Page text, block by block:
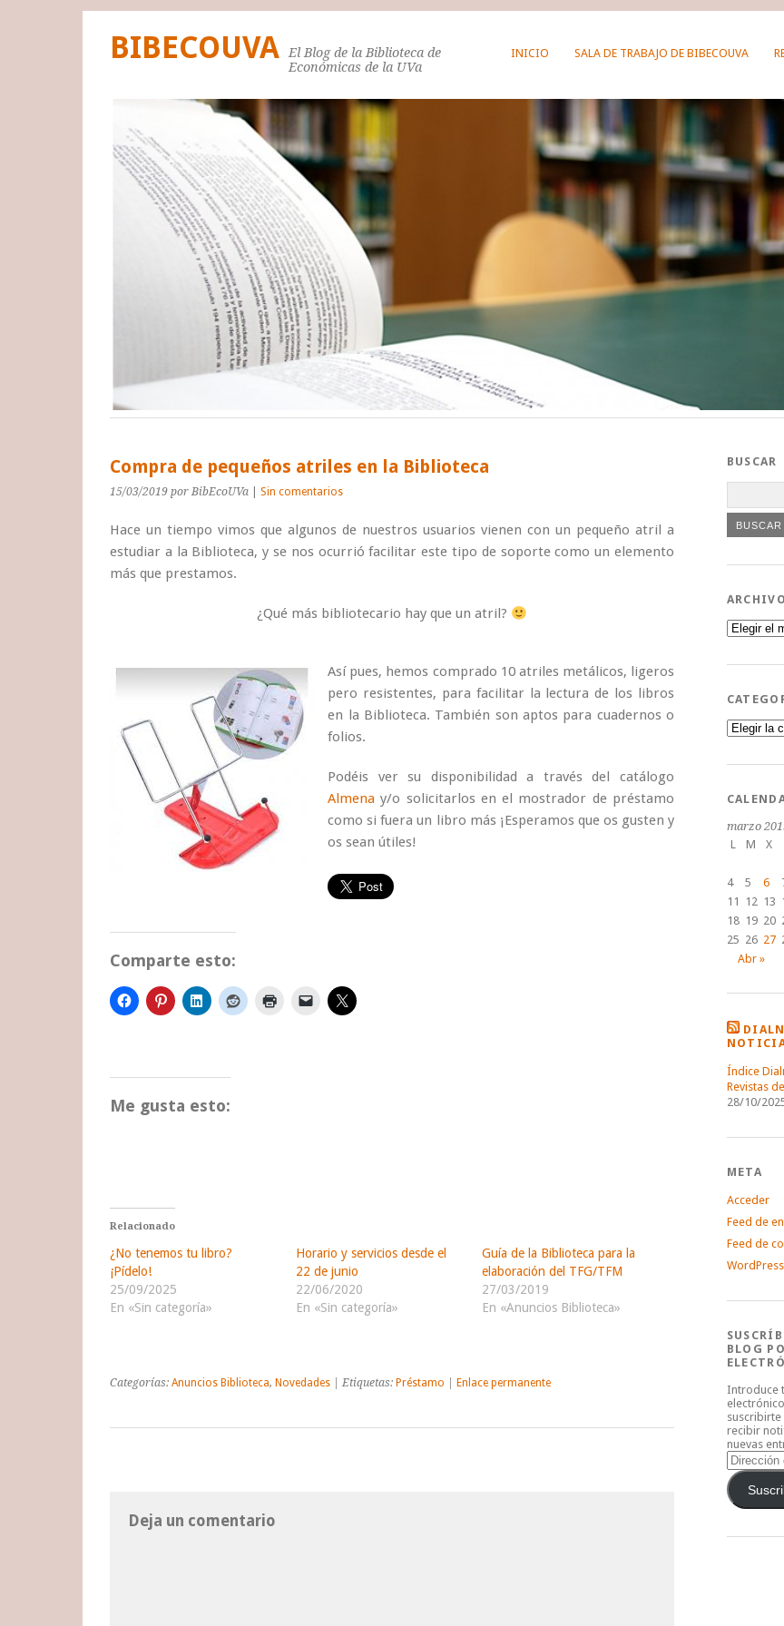
INICIO SALA DE TRABAJO DE BIBECOUVA
BIBECOUVA
El Blog de la Biblioteca de
Económicas de la UVa
Compra de pequeños atriles en la Biblioteca
15/03/2019 por BibEcoUVa Sin comentarios
Hace un tiempo vimos que algunos de nuestros usuarios vienen con un pequeño atril a
estudiar a la Biblioteca, y se nos ocurrió facilitar este tipo de soporte como un elemento
más que prestamos.
¿Qué más bibliotecario hay que un atril?
Así pues, hemos comprado 10 atriles metálicos, ligeros
pero resistentes, para facilitar la lectura de los libros
en la Biblioteca. También son aptos para cuadernos o
folios.
Podéis ver su disponibilidad a través del catálogo
Almenay/o solicitarlos en el mostrador de préstamo
como si fuera un libro más ¡Esperamos que os gusten y
os sean útiles!
Comparte esto:
Me gusta esto:
Relacionado
¿No tenemos tu libro?
¡Pídelo!
25/09/2025
En «Sin categoría»
Horario y servicios desde el
22 de junio
22/06/2020
En «Sin categoría»
Guía de la Biblioteca para la
elaboración del TFG/TFM
27/03/2019
En «Anuncios Biblioteca»
Categorías: Anuncios Biblioteca, Novedades | Etiquetas: Préstamo Enlace permanente
Deja un comentario
BUSCAR
Archivos
Categorías
marzo
L
M X
4
5 6
11
12 13
18 19 20
25 26 27
Abr »
Índice
Revistas
28/10/
META
Acceder
Feed de
Feed de
BLOG
Introduce
suscribirte
recibir
nuevas
Dirección
de
correo
electrónico